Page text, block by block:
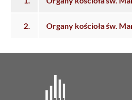
2. Organy kościoła św.